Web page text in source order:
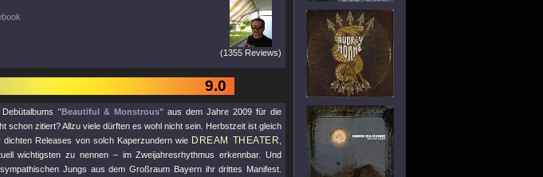
(1355 Reviews)
9.0
"Beautiful & Monstrous" aus dem Jahre 2009 für die
schon zitiert? Allzu viele dürften es wohl nicht sein. Herbstzeit ist gleich
Releases von solch Kaperzundern wie DREAM THEATER
wichtigsten zu nennen – im Zweijahresrhythmus erkennbar. Und
Jungs aus dem Großraum Bayern ihr drittes Manifest.